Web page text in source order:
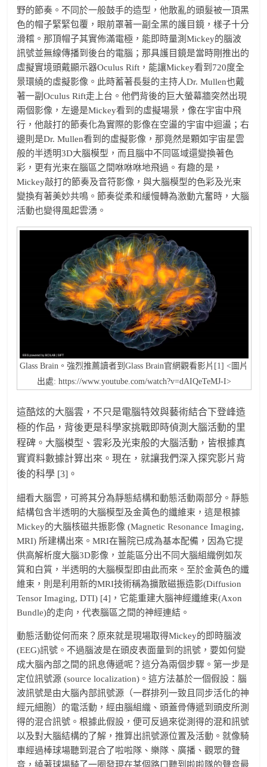
野的節奏。不同於一般鼓手的造型，他散亂的頭髮被一頂黑
色的帽子緊緊包覆，眼前罩著一副全黑的護目鏡，樣子十分
滑稽。那頂帽子其實佈滿電極，能即時量測Mickey的腦波
訊號並無線傳播到後台的電腦；那具護目鏡是當時剛推出的
虛擬實境頭戴顯示器Oculus Rift，能讓Mickey看到720度全
景環繞的虛擬影像。此時蓄著長髮的主持人Dr. Mullen也戴
著一副Oculus Rift走上台。他們背後的巨大螢幕牆突然出現
兩個影像，左邊是Mickey看到的虛擬場景，像在宇宙中飛
行，他敲打的節奏化為實際的影像在空盪的宇宙中迴盪；右
邊則是Dr. Mullen看到的虛擬影像，那竟然是顆如宇宙星雲
般的半透明3D大腦模型，而且腦中不同區域還變換著色
彩，更有光束在腦區之間咻咻咻地飛過。有趣的是，
Mickey敲打的節奏及音符影像，與大腦模型的色彩及光束
變換有著美妙共鳴。節奏從柔和緩慢轉為激動亢奮時，大腦
活動也變得風起雲湧。
Glass Brain。強烈推薦讀者到Glass Brain官網觀看影片[1] <圖片
出處: https://www.youtube.com/watch?v=dAIQeTeMJ-I>
這酷炫的大腦雲，不只是電腦特效與藝術結合下登峰造
極的作品，背後更是科學家挑戰即時偵測大腦活動的里
程碑。大腦模型、雲彩及光束般的大腦活動，皆根據真
實資料數據計算出來。現在，就讓我們深入探究影片背
後的科學 [3]。
細看大腦雲，可將其分為靜態結構和動態活動兩部分。靜態
結構包含半透明的大腦模型及金黃色的纖維束，這是根據
Mickey的大腦核磁共振影像 (Magnetic Resonance Imaging,
MRI) 所建構出來。MRI在醫院已成為基本配備，因為它提
供高解析度大腦3D影像，並能區分出不同大腦組織例如灰
質和白質，半透明的大腦模型即由此而來。至於金黃色的纖
維束，則是利用新的MRI技術稱為擴散磁振造影(Diffusion
Tensor Imaging, DTI) [4]，它能重建大腦神經纖維束(Axon
Bundle)的走向，代表腦區之間的神經連結。
動態活動從何而來？原來就是現場取得Mickey的即時腦波
(EEG)訊號。不過腦波是在頭皮表面量到的訊號，要如何變
成大腦內部之間的訊息傳遞呢？這分為兩個步驟。第一步是
定位訊號源 (source localization)。這方法基於一個假設：腦
波訊號是由大腦內部訊號源（一群排列一致且同步活化的神
經元細胞）的電活動，經由腦組織、頭蓋骨傳遞到頭皮所測
得的混合訊號。根據此假設，便可反過來從測得的混和訊號
以及對大腦結構的了解，推算出訊號源位置及活動。就像騎
車經過棒球場聽到混合了啦啦隊、樂隊、廣播、觀眾的聲
音，繞著球場騎了一圈發現在某個路口聽到啦啦隊的聲音最